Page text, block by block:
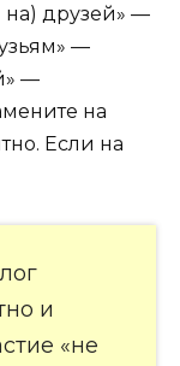
на) друзей» —
—
—
на
Если на
и
«не